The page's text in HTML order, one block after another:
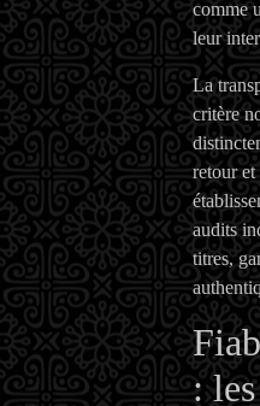
comme
leur
La
critère
retour et
audits
titres,
: